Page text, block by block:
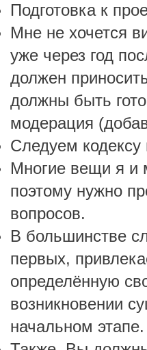
Подготовка к
Мне не хочется
уже через год
должен
должны быть
модерация
Следуем кодексу
Многие вещи я и
поэтому нужно
вопросов.
В большинстве
первых,
определённую
возникновении
начальном этапе.